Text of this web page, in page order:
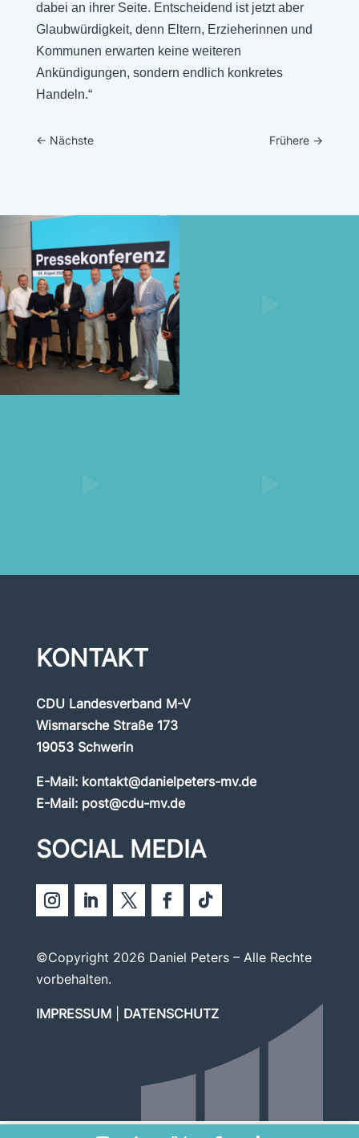
dabei an ihrer Seite. Entscheidend ist jetzt aber
Glaubwürdigkeit, denn Eltern, Erzieherinnen und
Kommunen erwarten keine weiteren
Ankündigungen, sondern endlich konkretes
Handeln.“
← Nächste Frühere →
KONTAKT
CDU Landesverband M-V
Wismarsche Straße 173
19053 Schwerin
E-Mail: kontakt@danielpeters-mv.de
E-Mail: post@cdu-mv.de
SOCIAL MEDIA
©Copyright 2026 Daniel Peters – Alle Rechte
vorbehalten.
IMPRESSUM| DATENSCHUTZ